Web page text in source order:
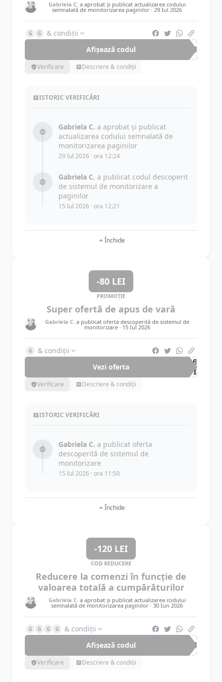
Gabriela C.a aprobat și publicat actualizarea codului
semnalată de monitorizarea paginilor · 29 Iul 2026
G G
& condiții
Afișează codul
APU
Verificare Descriere & condiții
ISTORIC VERIFICĂRI
Gabriela C. a aprobat și publicat
actualizarea codului semnalată de
monitorizarea paginilor
29 Iul 2026 · ora 12:24
Gabriela C. a publicat codul descoperit
de sistemul de monitorizare a
paginilor
15 Iul 2026 · ora 12:21
Închide
-80 LEI
PROMOȚIE
Super ofertă de apus de vară
Gabriela C.a publicat oferta descoperită de sistemul de
monitorizare · 15 Iul 2026
G
& condiții
Vezi oferta
-80
LEI
Verificare Descriere & condiții
ISTORIC VERIFICĂRI
Gabriela C. a publicat oferta
descoperită de sistemul de
monitorizare
15 Iul 2026 · ora 11:50
Închide
-120 LEI
COD REDUCERE
Reducere la comenzi în funcție de
valoarea totală a cumpărăturilor
Gabriela C.a aprobat și publicat actualizarea codului
semnalată de monitorizarea paginilor · 30 Iun 2026
G G G G
& condiții
Afișează codul
BOO
Verificare Descriere & condiții